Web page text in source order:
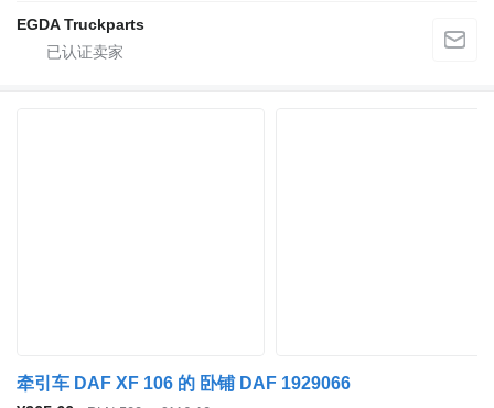
EGDA Truckparts
牵引车 DAF XF 106 的 卧铺 DAF 1929066